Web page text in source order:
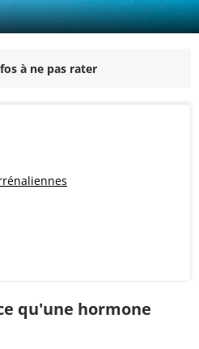
à ne pas rater
qu'une hormone